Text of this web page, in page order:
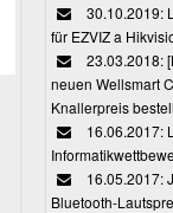
30.10.2019:
für EZVIZ a
23.03.2018:
neuen Wellsmart
Knallerpreis
16.06.2017:
16.05.2017:
Bluetooth-